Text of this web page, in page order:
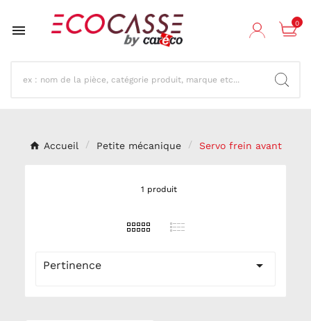
 0
Accueil Petite mécanique Servo frein avant
1 produit
Pertinence 